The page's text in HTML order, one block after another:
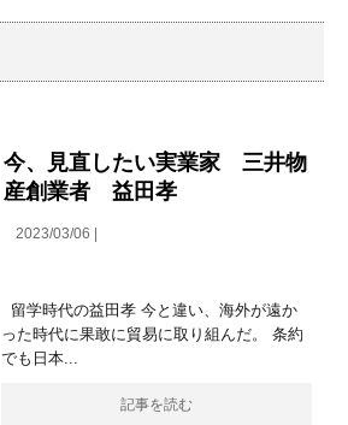
今、見直したい実業家 三井物
産創業者 益田孝
2023/03/06 |
留学時代の益田孝 今と違い、海外が遠か
った時代に果敢に貿易に取り組んだ。 条約
でも日本...
記事を読む